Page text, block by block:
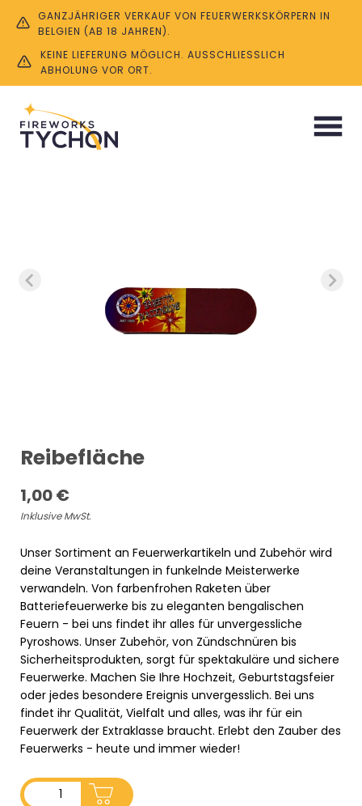
GANZJÄHRIGER VERKAUF VON FEUERWERKSKÖRPERN IN
BELGIEN (AB 18 JAHREN).
KEINE LIEFERUNG MÖGLICH. AUSSCHLIESSLICH A
BHOLUNG VOR ORT.
Start/Zubehör/ Reibefläche
Reibefläche
1,00€
Inklusive MwSt.
Unser Sortiment an Feuerwerkartikeln und Zubehör wird
deine Veranstaltungen in funkelnde Meisterwerke
verwandeln. Von farbenfrohen Raketen über
Batteriefeuerwerke bis zu eleganten bengalischen
Feuern - bei uns findet ihr alles für unvergessliche
Pyroshows. Unser Zubehör, von Zündschnüren bis
Sicherheitsprodukten, sorgt für spektakuläre und sichere
Feuerwerke. Machen Sie Ihre Hochzeit, Geburtstagsfeier
oder jedes besondere Ereignis unvergesslich. Bei uns
findet ihr Qualität, Vielfalt und alles, was ihr für ein
Feuerwerk der Extraklasse braucht. Erlebt den Zauber des
Feuerwerks - heute und immer wieder!